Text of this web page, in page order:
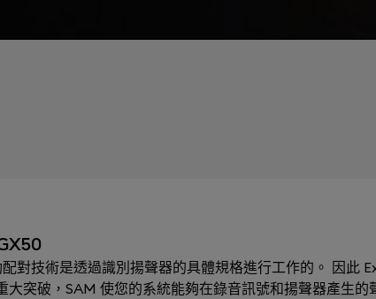
技術是透過識別揚聲器的具體規格進行工作的。 因此
突破，SAM 使您的系統能夠在錄音訊號和揚聲器產生